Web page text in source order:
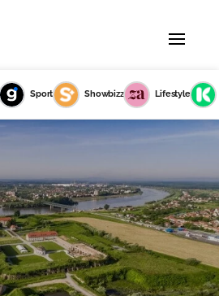
Sport Showbizz Lifestyle